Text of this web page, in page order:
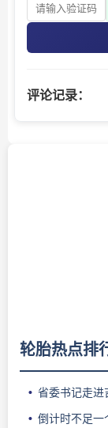
评论记录：
轮胎热点排
省委书记走进
倒计时不足一